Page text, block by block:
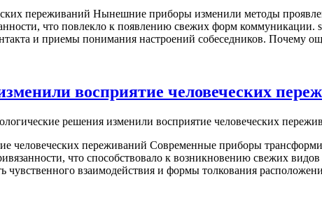
переживаний Нынешние приборы изменили методы
что повлекло к появлению свежих форм
и приемы понимания настроений собеседников. Почему
восприятие человеческих
решения изменили восприятие человеческих
человеческих переживаний Современные приборы
что способствовало к возникновению свежих
чувственного взаимодействия и формы толкования